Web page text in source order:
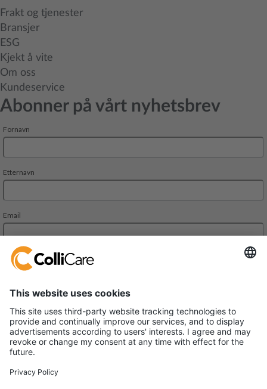
Frakt og tjenester
Bransjer
ESG
Kjekt å vite
Om oss
Kundeservice
Abonner på vårt nyhetsbrev